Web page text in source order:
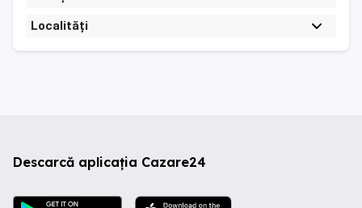
Localități
Descarcă aplicația Cazare24